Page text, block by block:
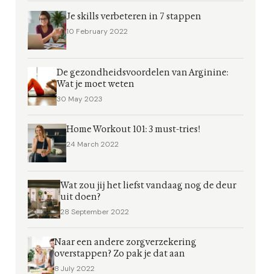
Je skills verbeteren in 7 stappen
10 February 2022
De gezondheidsvoordelen van Arginine:
Wat je moet weten
30 May 2023
Home Workout 101: 3 must-tries!
24 March 2022
Wat zou jij het liefst vandaag nog de deur
uit doen?
28 September 2022
Naar een andere zorgverzekering
overstappen? Zo pak je dat aan
8 July 2022